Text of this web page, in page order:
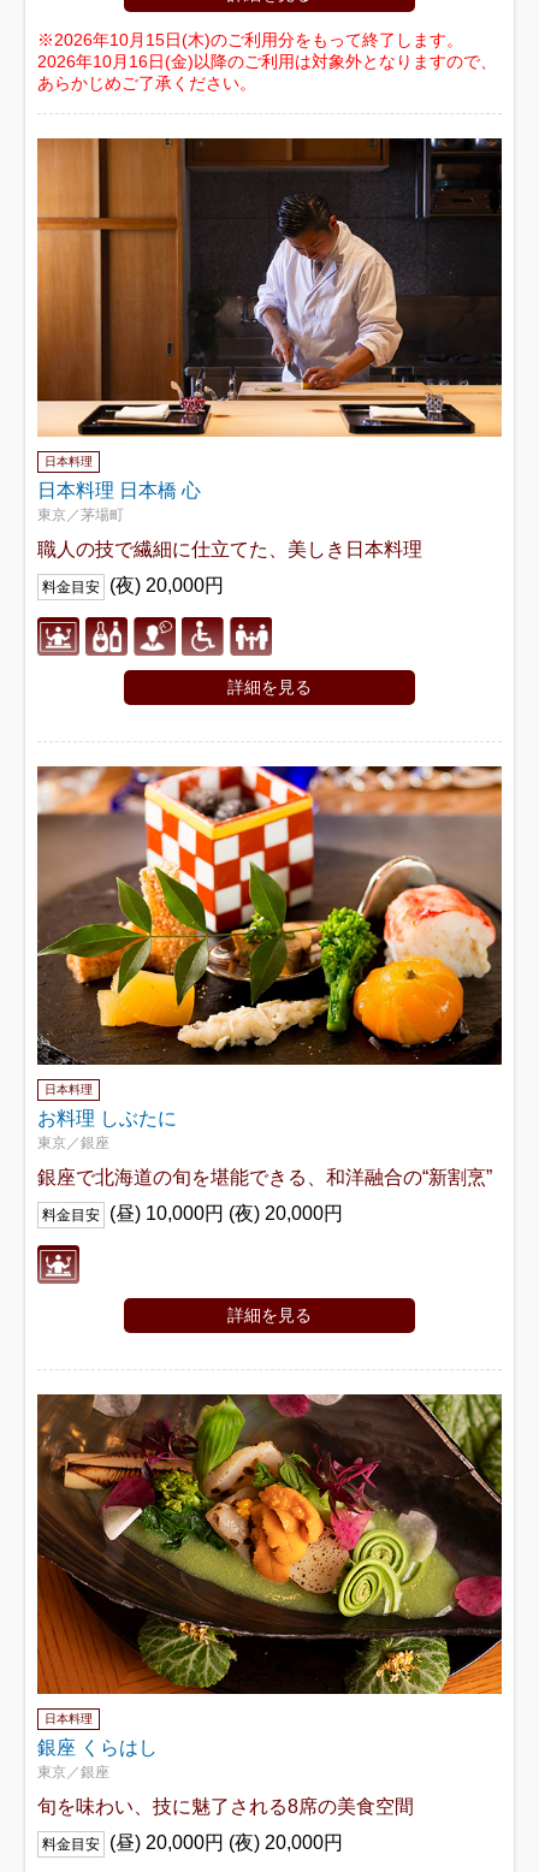
※2026年10月15日(木)のご利用分をもって終了します。
2026年10月16日(金)以降のご利用は対象外となりますので、
あらかじめご了承ください。
日本料理
日本料理 日本橋 心
東京／茅場町
職人の技で繊細に仕立てた、美しき日本料理
料金目安 (夜) 20,000円
詳細を見る
日本料理
お料理 しぶたに
東京／銀座
銀座で北海道の旬を堪能できる、和洋融合の“新割烹”
料金目安 (昼) 10,000円 (夜) 20,000円
詳細を見る
日本料理
銀座 くらはし
東京／銀座
旬を味わい、技に魅了される8席の美食空間
料金目安 (昼) 20,000円 (夜) 20,000円